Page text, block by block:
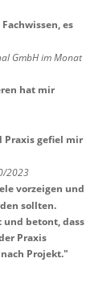
es
GmbH im Monat
hat mir
Praxis gefiel mir
2023
vorzeigen und
sollten.
betont, dass
Praxis
Projekt."